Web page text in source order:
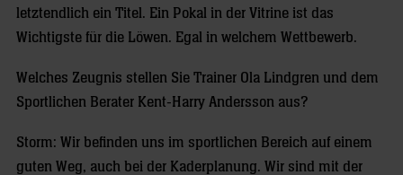
letztendlich ein Titel. Ein Pokal in der Vitrine ist das
Wichtigste für die Löwen. Egal in welchem Wettbewerb.
Welches Zeugnis stellen Sie Trainer Ola Lindgren und dem
Sportlichen Berater Kent-Harry Andersson aus?
Storm: Wir befinden uns im sportlichen Bereich auf einem
guten Weg, auch bei der Kaderplanung. Wir sind mit der